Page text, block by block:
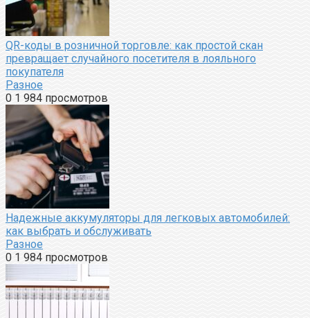
QR-коды в розничной торговле: как простой скан
превращает случайного посетителя в лояльного
покупателя
Разное
0 1 984 просмотров
Надежные аккумуляторы для легковых автомобилей:
как выбрать и обслуживать
Разное
0 1 984 просмотров